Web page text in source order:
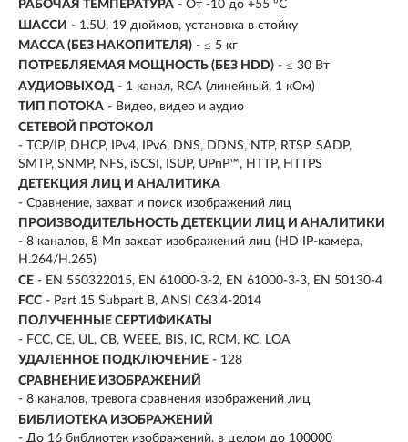
РАБОЧАЯ ТЕМПЕРАТУРА - От -10 до +55 °C
ШАССИ - 1.5U, 19 дюймов, установка в стойку
МАССА (БЕЗ НАКОПИТЕЛЯ) - ≤ 5 кг
ПОТРЕБЛЯЕМАЯ МОЩНОСТЬ (БЕЗ HDD) - ≤ 30 Вт
АУДИОВЫХОД - 1 канал, RCA (линейный, 1 кОм)
ТИП ПОТОКА - Видео, видео и аудио
СЕТЕВОЙ ПРОТОКОЛ
- TCP/IP, DHCP, IPv4, IPv6, DNS, DDNS, NTP, RTSP, SADP,
SMTP, SNMP, NFS, iSCSI, ISUP, UPnP™, HTTP, HTTPS
ДЕТЕКЦИЯ ЛИЦ И АНАЛИТИКА
- Сравнение, захват и поиск изображений лиц
ПРОИЗВОДИТЕЛЬНОСТЬ ДЕТЕКЦИИ ЛИЦ И АНАЛИТИКИ
- 8 каналов, 8 Мп захват изображений лиц (HD IP-камера,
H.264/H.265)
CE - EN 550322015, EN 61000-3-2, EN 61000-3-3, EN 50130-4
FCC - Part 15 Subpart B, ANSI C63.4-2014
ПОЛУЧЕННЫЕ СЕРТИФИКАТЫ
- FCC, CE, UL, CB, WEEE, BIS, IC, RCM, KC, LOA
УДАЛЕННОЕ ПОДКЛЮЧЕНИЕ - 128
СРАВНЕНИЕ ИЗОБРАЖЕНИЙ
- 8 каналов, тревога сравнения изображений лиц
БИБЛИОТЕКА ИЗОБРАЖЕНИЙ
- До 16 библиотек изображений, в целом до 100000